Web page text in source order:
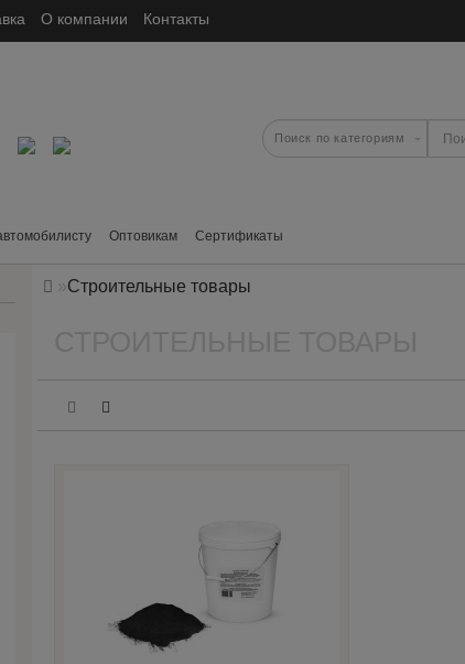
О компании Контакты
Оптовикам Сертификаты
Строительные товары